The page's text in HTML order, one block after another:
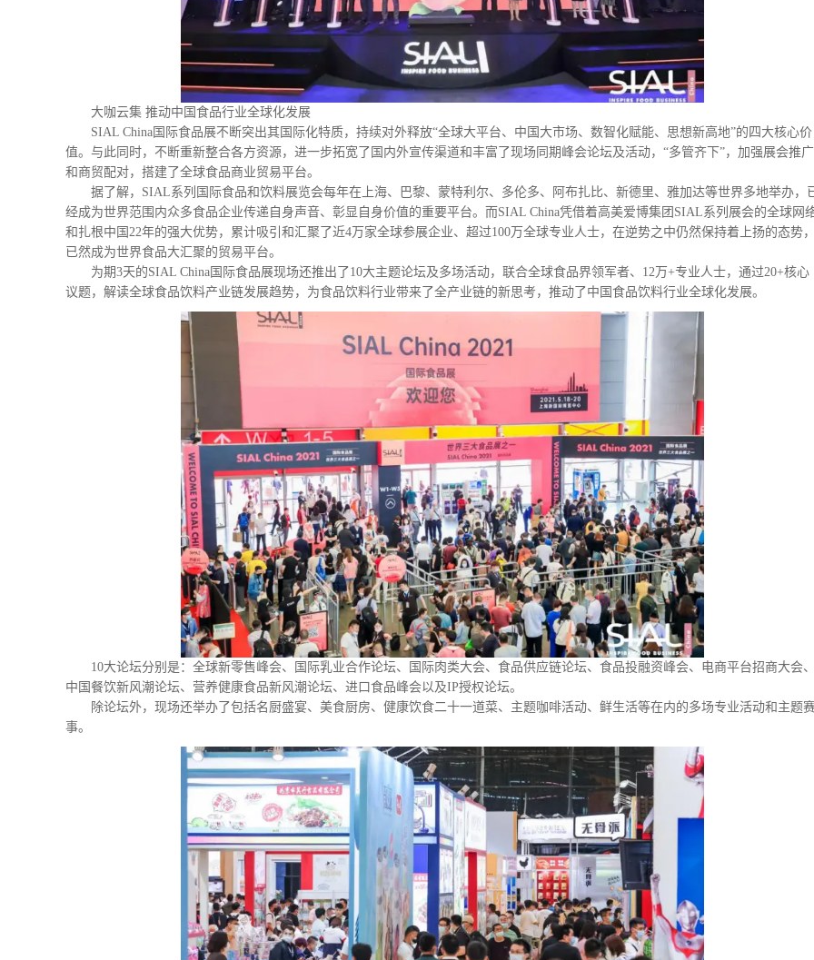
大咖云集 推动中国食品行业全球化发展
SIAL China国际食品展不断突出其国际化特质，持续对外释放“全球大平台、中国大市场、数智化赋能、思想新高地”的四大核心价
值。与此同时，不断重新整合各方资源，进一步拓宽了国内外宣传渠道和丰富了现场同期峰会论坛及活动，“多管齐下”，加强展会推广
和商贸配对，搭建了全球食品商业贸易平台。
据了解，SIAL系列国际食品和饮料展览会每年在上海、巴黎、蒙特利尔、多伦多、阿布扎比、新德里、雅加达等世界多地举办，
经成为世界范围内众多食品企业传递自身声音、彰显自身价值的重要平台。而SIAL China凭借着高美爱博集团SIAL系列展会的全球网
和扎根中国22年的强大优势，累计吸引和汇聚了近4万家全球参展企业、超过100万全球专业人士，在逆势之中仍然保持着上扬的态势
已然成为世界食品大汇聚的贸易平台。
为期3天的SIAL China国际食品展现场还推出了10大主题论坛及多场活动，联合全球食品界领军者、12万+专业人士，通过20+核心
议题，解读全球食品饮料产业链发展趋势，为食品饮料行业带来了全产业链的新思考，推动了中国食品饮料行业全球化发展。
10大论坛分别是：全球新零售峰会、国际乳业合作论坛、国际肉类大会、食品供应链论坛、食品投融资峰会、电商平台招商大会
中国餐饮新风潮论坛、营养健康食品新风潮论坛、进口食品峰会以及IP授权论坛。
除论坛外，现场还举办了包括名厨盛宴、美食厨房、健康饮食二十一道菜、主题咖啡活动、鲜生活等在内的多场专业活动和主题
事。